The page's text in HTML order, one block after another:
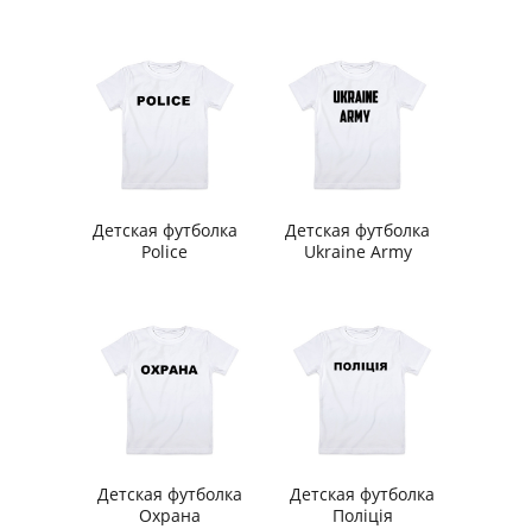
Детская футболка
Police
Детская футболка
Ukraine Army
Детская футболка
Охрана
Детская футболка
Поліція